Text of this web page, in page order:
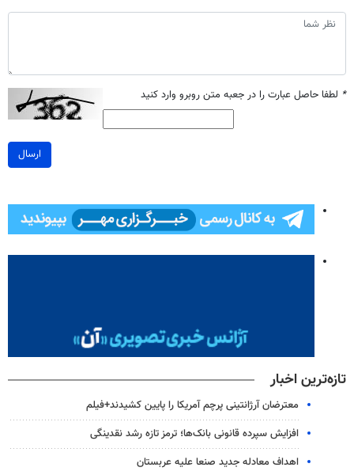
* لطفا حاصل عبارت را در جعبه متن روبرو وارد کنید
ارسال
تازه‌ترین اخبار
معترضان آرژانتینی پرچم آمریکا را پایین کشیدند+فیلم
افزایش سپرده قانونی بانک‌ها؛ ترمز تازه رشد نقدینگی
اهداف معادله جدید صنعا علیه عربستان